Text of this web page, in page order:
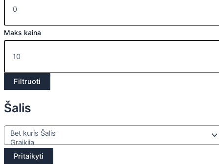
Maks kaina
Filtruoti
Šalis
Pritaikyti